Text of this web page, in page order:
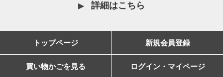
詳細はこちら
トップページ 新規会員登録
買い物かごを見る ログイン・マイページ